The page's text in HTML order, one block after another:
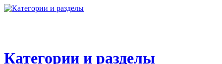
Категории и разделы